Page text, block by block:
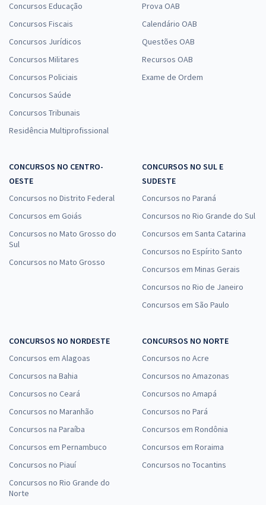
Concursos Educação
Concursos Fiscais
Concursos Jurídicos
Concursos Militares
Concursos Policiais
Concursos Saúde
Concursos Tribunais
Residência Multiprofissional
Prova OAB
Calendário OAB
Questões OAB
Recursos OAB
Exame de Ordem
CONCURSOS NO CENTRO-
OESTE
Concursos no Distrito Federal
Concursos em Goiás
Concursos no Mato Grosso do
Sul
Concursos no Mato Grosso
CONCURSOS NO SUL E
SUDESTE
Concursos no Paraná
Concursos no Rio Grande do Sul
Concursos em Santa Catarina
Concursos no Espírito Santo
Concursos em Minas Gerais
Concursos no Rio de Janeiro
Concursos em São Paulo
CONCURSOS NO NORDESTE
Concursos em Alagoas
Concursos na Bahia
Concursos no Ceará
Concursos no Maranhão
Concursos na Paraíba
Concursos em Pernambuco
Concursos no Piauí
Concursos no Rio Grande do
Norte
CONCURSOS NO NORTE
Concursos no Acre
Concursos no Amazonas
Concursos no Amapá
Concursos no Pará
Concursos em Rondônia
Concursos em Roraima
Concursos no Tocantins